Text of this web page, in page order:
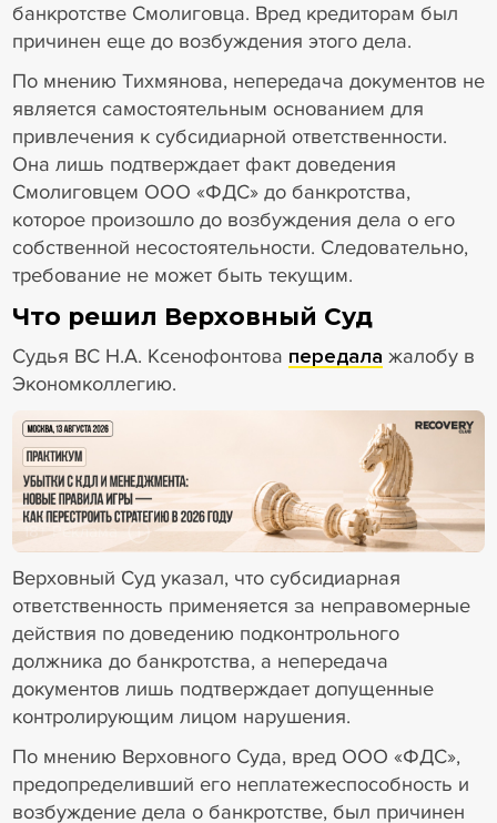
банкротстве Смолиговца. Вред кредиторам был
причинен еще до возбуждения этого дела.
По мнению Тихмянова, непередача документов не
является самостоятельным основанием для
привлечения к субсидиарной ответственности.
Она лишь подтверждает факт доведения
Смолиговцем ООО «ФДС» до банкротства,
которое произошло до возбуждения дела о его
собственной несостоятельности. Следовательно,
требование не может быть текущим.
Что решил Верховный Суд
Судья ВС Н.А. Ксенофонтова передала жалобу в
Экономколлегию.
18+ Реклама
Верховный Суд указал, что субсидиарная
ответственность применяется за неправомерные
действия по доведению подконтрольного
должника до банкротства, а непередача
документов лишь подтверждает допущенные
контролирующим лицом нарушения.
По мнению Верховного Суда, вред ООО «ФДС»,
предопределивший его неплатежеспособность и
возбуждение дела о банкротстве, был причинен